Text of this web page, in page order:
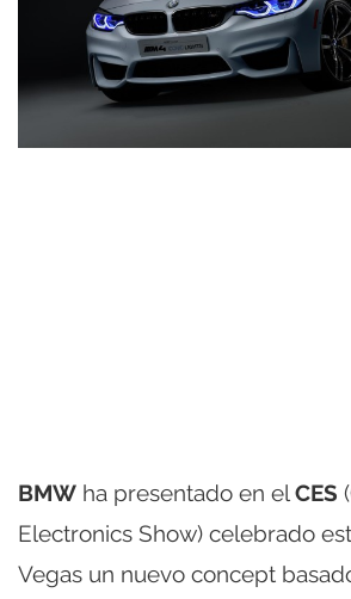
BMW ha presentado en elCES
Electronics Show) celebrado
Vegas un nuevo concept